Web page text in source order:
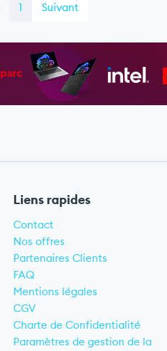
1 Suivant
Liens rapides
Contact
Nos offres
Partenaires Clients
FAQ
Mentions légales
CGV
Charte de Confidentialité
Paramètres de gestion de la